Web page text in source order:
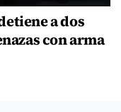
a dos
con arma